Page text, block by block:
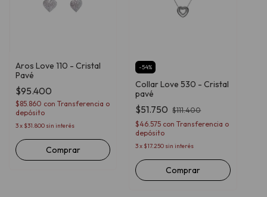
Aros Love 110 - Cristal
Pavé
$95.400
$85.860 con Transferencia o
depósito
3x $31.800 sin interés
Comprar
-54%
Collar Love 530 - Cristal
pavé
$51.750 $111.400
$46.575 con Transferencia o
depósito
3x $17.250 sin interés
Comprar